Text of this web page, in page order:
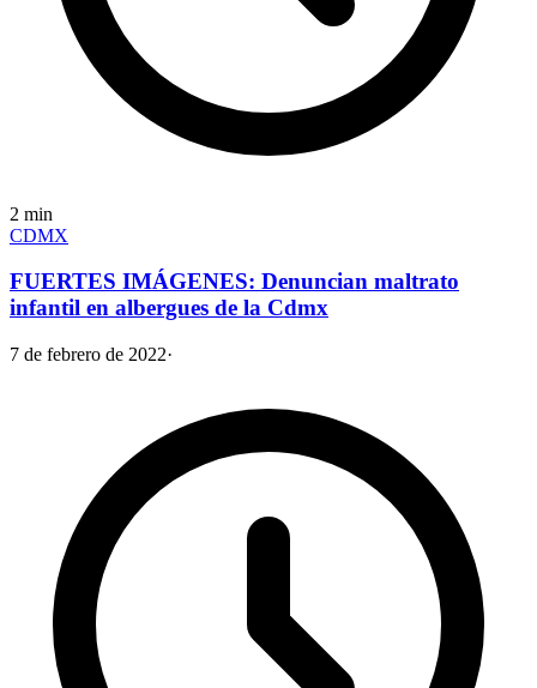
2 min
CDMX
FUERTES IMÁGENES: Denuncian maltrato
infantil en albergues de la Cdmx
7 de febrero de 2022·